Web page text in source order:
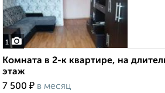
1
Комната в 2-к квартире, на
этаж
7 500 ₽ в месяц